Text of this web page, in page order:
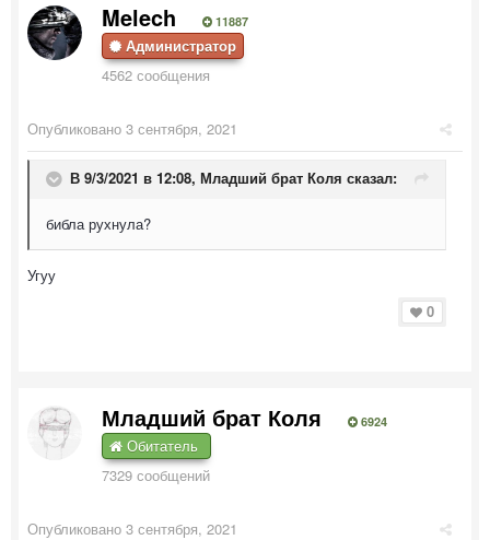
Melech 11887
Администратор
4562 сообщения
Опубликовано 3 сентября, 2021
В 9/3/2021 в 12:08, Младший брат Коля сказал:
библа рухнула?
Угуу
0
Младший брат Коля 6924
Обитатель
7329 сообщений
Опубликовано 3 сентября, 2021